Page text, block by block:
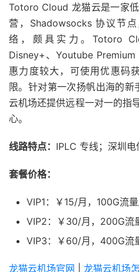
Totoro Cloud 龙猫云是一家
营，Shadowsocks 协议节
络，颇具实力。Totoro
Disney+、Youtube
惠力度较大，可使用优惠码
限。针对第一次扬帆出海的
云机场还提供远程一对一的指
心。
线路特点： IPLC 专线；深圳
套餐价格：
VIP1：￥15/月，100G流量
VIP2：￥30/月，200G流
VIP3：￥60/月，400G流
龙猫云机场官网 龙猫云机场